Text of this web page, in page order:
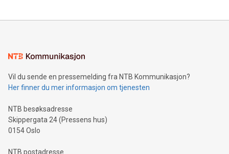
Vil du sende en pressemelding fra NTB Kommunikasjon?
Her finner du mer informasjon om tjenesten
NTB besøksadresse
Skippergata 24 (Pressens hus)
0154 Oslo
NTB postadresse